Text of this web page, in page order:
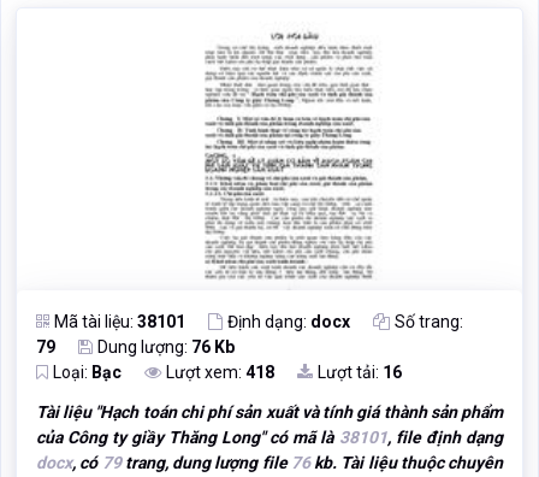
Mã tài liệu: 38101 Định dạng: docx
Số trang:
79
Dung lượng: 76 Kb
Loại: Bạc Lượt xem: 418 Lượt tải: 16
Tài liệu "Hạch toán chi phí sản xuất và tính giá thành sản phẩm
của Công ty giầy Thăng Long" có mã là 38101, file định dạng
docx, có 79trang, dung lượng file 76kb. Tài liệu thuộc chuyên